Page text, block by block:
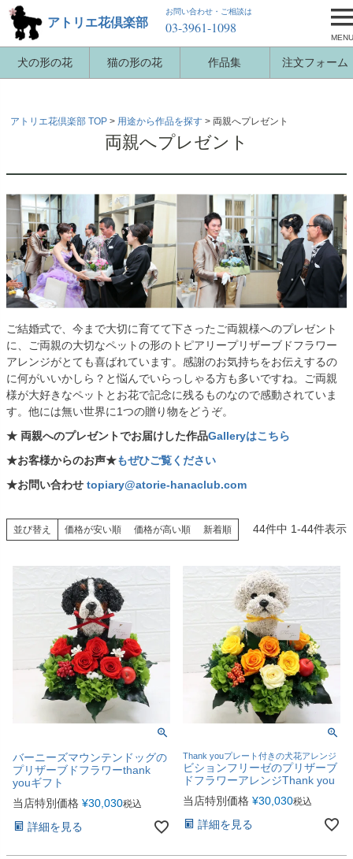
犬の形の花 猫の形の花 作品集 注文フォーム
アトリエ花倶楽部
お問い合わせ・ご相談は
03-3961-1098
MENU
アトリエ花倶楽部 TOP 用途から作品を探す 両親へプレゼント
両親へプレゼント
ご結婚式で、今まで大切に育てて下さったご両親様へのプレゼント
に、ご両親の大切なペットの形のトピアリープリザーブドフラワー
アレンジがとても喜ばれています。感謝のお気持ちをお伝えするの
に何がいいかしら？と悩んでいらっしゃる方も多いですね。ご両親
様が大好きなペットとお花で記念に残るものなので感動されていま
す。他には無い世界に1つの贈り物をどうぞ。
★ 両親へのプレゼントでお届けした作品Galleryはこちら
★お客様からのお声★もぜひご覧ください
★お問い合わせ topiary@atorie-hanaclub.com
並び替え 価格が安い順 価格が高い順 新着順 44件中 1-44件表示
バーニーズマウンテンドッグの
プリザーブドフラワーthank
youギフト
当店特別価格 ¥30,030税込
詳細を見る
Thank youプレート付きの犬花アレンジ
ビションフリーゼのプリザーブ
ドフラワーアレンジThank you
当店特別価格 ¥30,030税込
詳細を見る